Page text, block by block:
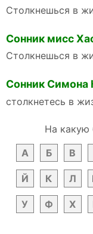
Столкнешься в
Сонник мисс
Столкнешься в
Сонник Симона
столкнетесь в
На какую
А
Б В
Й К Л
У Ф Х